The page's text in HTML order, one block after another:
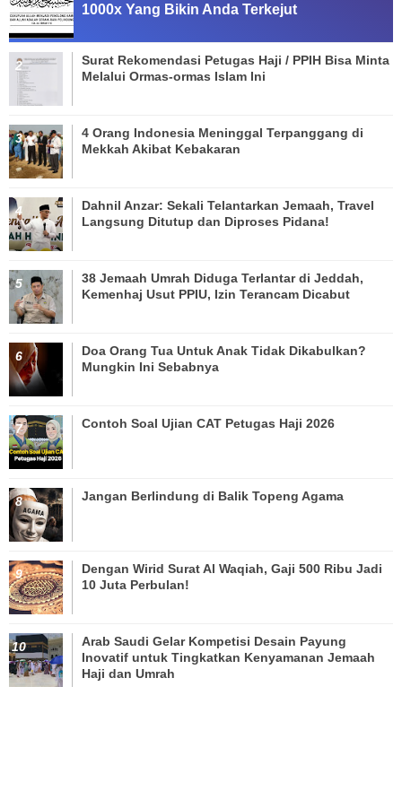
1000x Yang Bikin Anda Terkejut
Surat Rekomendasi Petugas Haji / PPIH Bisa Minta
Melalui Ormas-ormas Islam Ini
4 Orang Indonesia Meninggal Terpanggang di
Mekkah Akibat Kebakaran
Dahnil Anzar: Sekali Telantarkan Jemaah, Travel
Langsung Ditutup dan Diproses Pidana!
38 Jemaah Umrah Diduga Terlantar di Jeddah,
Kemenhaj Usut PPIU, Izin Terancam Dicabut
Doa Orang Tua Untuk Anak Tidak Dikabulkan?
Mungkin Ini Sebabnya
Contoh Soal Ujian CAT Petugas Haji 2026
Jangan Berlindung di Balik Topeng Agama
Dengan Wirid Surat Al Waqiah, Gaji 500 Ribu Jadi
10 Juta Perbulan!
Arab Saudi Gelar Kompetisi Desain Payung
Inovatif untuk Tingkatkan Kenyamanan Jemaah
Haji dan Umrah